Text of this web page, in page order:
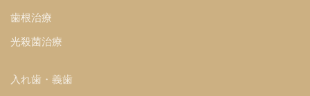
歯根治療
光殺菌治療
入れ歯・義歯